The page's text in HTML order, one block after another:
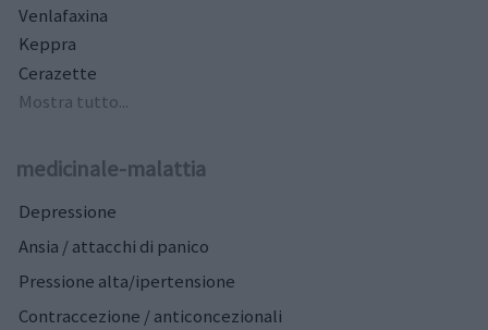
Venlafaxina
Keppra
Cerazette
Mostra tutto...
medicinale-malattia
Depressione
Ansia / attacchi di panico
Pressione alta/ipertensione
Contraccezione / anticoncezionali